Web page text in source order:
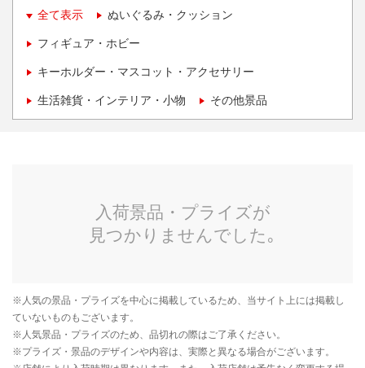
全て表示 ぬいぐるみ・クッション
フィギュア・ホビー
キーホルダー・マスコット・アクセサリー
生活雑貨・インテリア・小物 その他景品